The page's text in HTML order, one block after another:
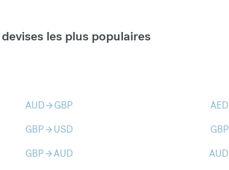
les plus populaires
AUDarrow_forward GBP AED
GBParrow_forward USD GBP
GBParrow_forwardAUD AUD